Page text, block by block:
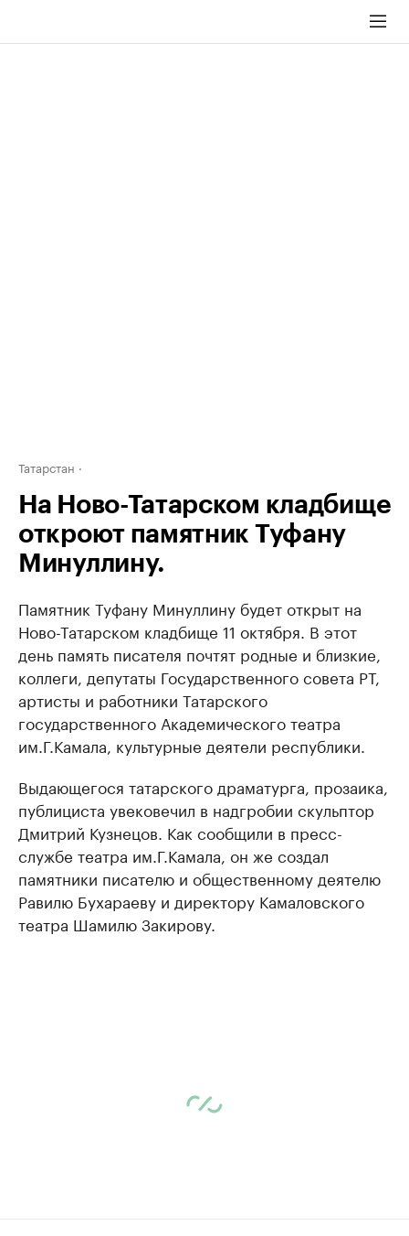
Татарстан
На Ново-Татарском кладбище
откроют памятник Туфану
Минуллину.
Памятник Туфану Минуллину будет открыт на
Ново-Татарском кладбище 11 октября. В этот
день память писателя почтят родные и близкие,
коллеги, депутаты Государственного совета РТ,
артисты и работники Татарского
государственного Академического театра
им.Г.Камала, культурные деятели республики.
Выдающегося татарского драматурга, прозаика,
публициста увековечил в надгробии скульптор
Дмитрий Кузнецов. Как сообщили в пресс-
службе театра им.Г.Камала, он же создал
памятники писателю и общественному деятелю
Равилю Бухараеву и директору Камаловского
театра Шамилю Закирову.